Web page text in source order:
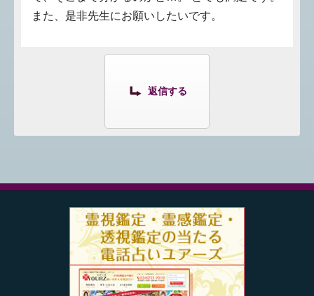
また、是非先生にお願いしたいです。
返信する